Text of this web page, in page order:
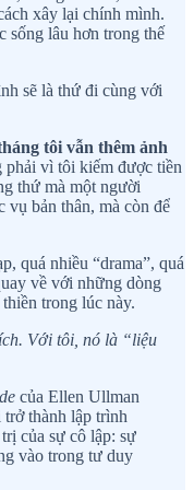
xây lại chính mình.
sống lâu hơn trong thế
sẽ là thứ đi cùng với
tôi vẫn thêm ảnh
phải vì tôi kiếm được tiền
thứ mà một người
vụ bản thân, mà còn để
quá nhiều “drama”, quá
về với những dòng
trong lúc này.
Với tôi, nó là “liệu
của Ellen Ullman
thành lập trình
của sự cô lập: sự
vào trong tư duy